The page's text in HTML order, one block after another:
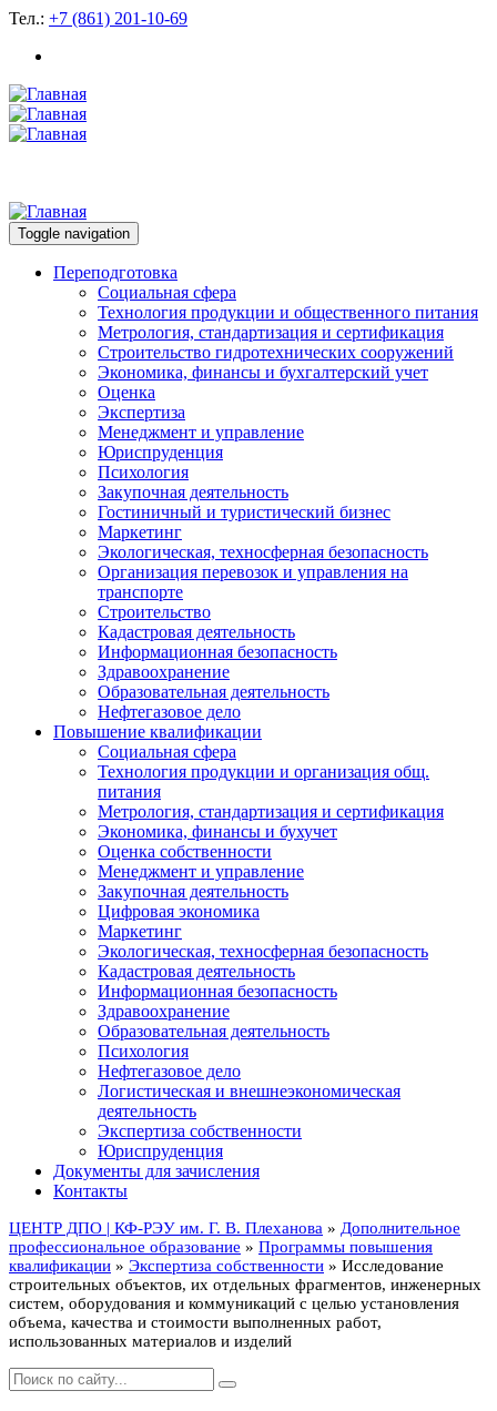
Тел.: +7 (861) 201-10-69
Toggle navigation
Переподготовка
Социальная сфера
Технология продукции и общественного питания
Метрология, стандартизация и сертификация
Строительство гидротехнических сооружений
Экономика, финансы и бухгалтерский учет
Оценка
Экспертиза
Менеджмент и управление
Юриспруденция
Психология
Закупочная деятельность
Гостиничный и туристический бизнес
Маркетинг
Экологическая, техносферная безопасность
Организация перевозок и управления на
транспорте
Строительство
Кадастровая деятельность
Информационная безопасность
Здравоохранение
Образовательная деятельность
Нефтегазовое дело
Повышение квалификации
Социальная сфера
Технология продукции и организация общ.
питания
Метрология, стандартизация и сертификация
Экономика, финансы и бухучет
Оценка собственности
Менеджмент и управление
Закупочная деятельность
Цифровая экономика
Маркетинг
Экологическая, техносферная безопасность
Кадастровая деятельность
Информационная безопасность
Здравоохранение
Образовательная деятельность
Психология
Нефтегазовое дело
Логистическая и внешнеэкономическая
деятельность
Экспертиза собственности
Юриспруденция
Документы для зачисления
Контакты
ЦЕНТР ДПО | КФ-РЭУ им. Г. В. Плеханова » Дополнительное
профессиональное образование » Программы повышения
квалификации » Экспертиза собственности » Исследование
строительных объектов, их отдельных фрагментов, инженерных
систем, оборудования и коммуникаций с целью установления
объема, качества и стоимости выполненных работ,
использованных материалов и изделий